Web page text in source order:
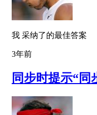
我 采纳了的最佳答案
3年前
同步时提示“同